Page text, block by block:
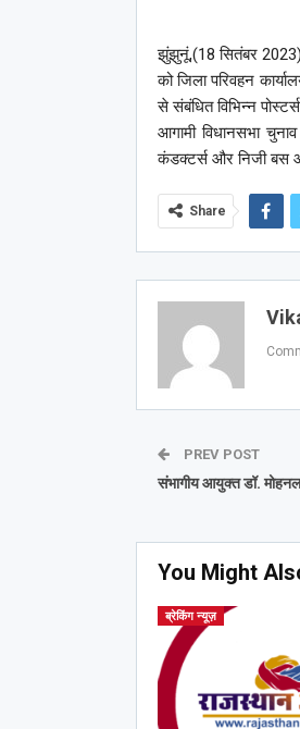
झुंझुनूं,(18 सितंबर
को जिला परिवहन
से संबंधित विभिन्न
आगामी विधानसभा
कंडक्टर्स और निजी बस
Share
PREV POST
संभागीय आयुक्त डॉ.
You Might
ब्रेकिंग न्यूज़